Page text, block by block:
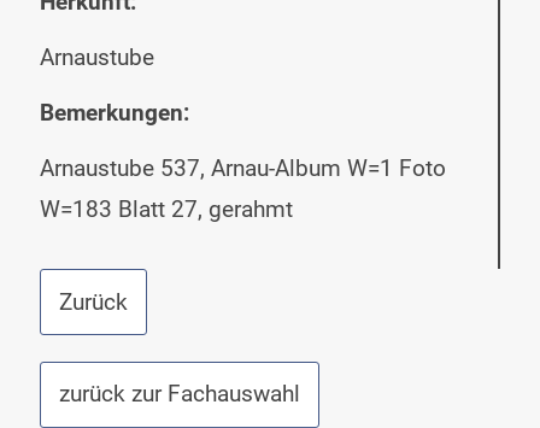
Arnaustube
Bemerkungen:
Arnaustube 537, Arnau-Album W=1 Foto
W=183 Blatt 27, gerahmt
Zurück
zurück zur Fachauswahl